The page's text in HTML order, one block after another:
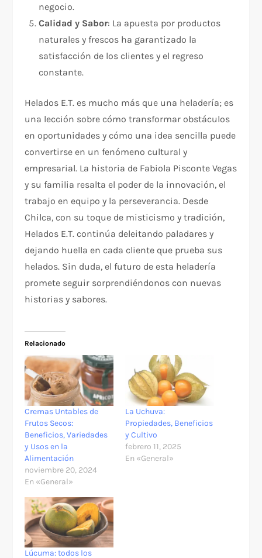
negocio.
Calidad y Sabor: La apuesta por productos
naturales y frescos ha garantizado la
satisfacción de los clientes y el regreso
constante.
Helados E.T. es mucho más que una heladería; es
una lección sobre cómo transformar obstáculos
en oportunidades y cómo una idea sencilla puede
convertirse en un fenómeno cultural y
empresarial. La historia de Fabiola Pisconte Vegas
y su familia resalta el poder de la innovación, el
trabajo en equipo y la perseverancia. Desde
Chilca, con su toque de misticismo y tradición,
Helados E.T. continúa deleitando paladares y
dejando huella en cada cliente que prueba sus
helados. Sin duda, el futuro de esta heladería
promete seguir sorprendiéndonos con nuevas
historias y sabores.
Relacionado
Cremas Untables de
Frutos Secos:
Beneficios, Variedades
y Usos en la
Alimentación
noviembre 20, 2024
En «General»
La Uchuva:
Propiedades, Beneficios
y Cultivo
febrero 11, 2025
En «General»
Lúcuma: todos los